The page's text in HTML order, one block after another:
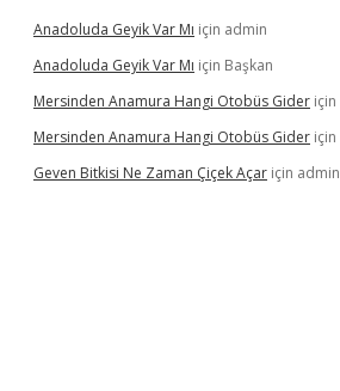
Anadoluda Geyik Var Mı için admin
Anadoluda Geyik Var Mı için Başkan
Mersinden Anamura Hangi Otobüs Gider için
Mersinden Anamura Hangi Otobüs Gider için
Geven Bitkisi Ne Zaman Çiçek Açar için admin